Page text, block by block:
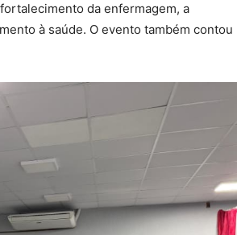
da enfermagem, a
à saúde. O evento também contou